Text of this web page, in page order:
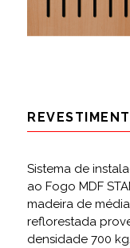
Sistema de
ao Fogo MDF
madeira de
reflorestada
densidade 700